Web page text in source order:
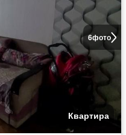
6фото
Квартира